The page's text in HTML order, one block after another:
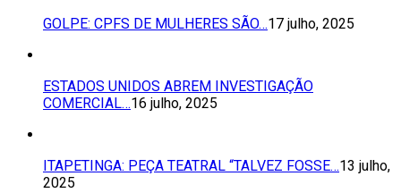
GOLPE: CPFS DE MULHERES SÃO…17 julho, 2025
ESTADOS UNIDOS ABREM INVESTIGAÇÃO
COMERCIAL…16 julho, 2025
ITAPETINGA: PEÇA TEATRAL “TALVEZ FOSSE…13 julho,
2025